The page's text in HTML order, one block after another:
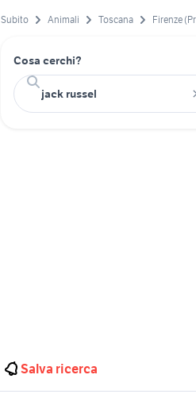
Subito Animali Toscana Firenze
Cosa cerchi?
Salva ricerca